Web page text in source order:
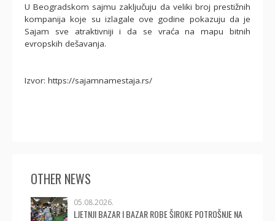
U Beogradskom sajmu zaključuju da veliki broj prestižnih
kompanija koje su izlagale ove godine pokazuju da je
Sajam sve atraktivniji i da se vraća na mapu bitnih
evropskih dešavanja.
Izvor: https://sajamnamestaja.rs/
OTHER NEWS
05.08.2026.
LJETNJI BAZAR I BAZAR ROBE ŠIROKE POTROŠNJE NA